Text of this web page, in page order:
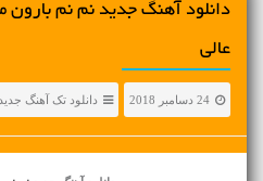
دانلود آهنگ جديد نم نم
عالی
24 دسامبر 2018 دانلود تک آهنگ جدید